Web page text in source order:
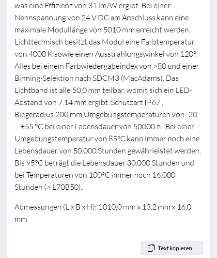
was eine Effizienz von 31 lm/W ergibt. Bei einer
Nennspannung von 24 V DC am Anschluss kann eine
maximale Modullänge von 5010 mm erreicht werden.
Lichttechnisch besitzt das Modul eine Farbtemperatur
von 4000 K sowie einen Ausstrahlungswinkel von 120°.
Alles bei einem Farbwiedergabeindex von >80 und einer
Binning-Selektion nach SDCM3 (MacAdams). Das
Lichtband ist alle 50,0 mm teilbar, womit sich ein LED-
Abstand von 7.14 mm ergibt. Schutzart IP67 ,
Biegeradius 200 mm,Umgebungstemperaturen von -20
... +55 °C bei einer Lebensdauer von 50000 h . Bei einer
Umgebungstemperatur von 85°C kann immer noch eine
Lebensdauer von 50.000 Stunden gewährleistet werden.
Bis 95°C beträgt die Lebensdauer 30.000 Stunden und
bei Temperaturen von 100°C immer noch 16.000
Stunden (> L70B50).
Abmessungen (L x B x H): 1010,0 mm x 13,2 mm x 16,0
mm
Text kopieren